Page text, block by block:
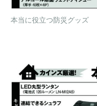
本当に役立つ防災グッズ